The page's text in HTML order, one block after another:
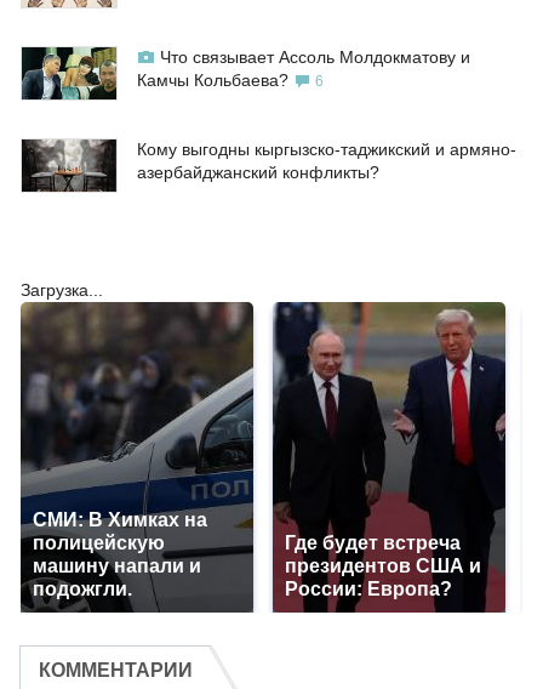
Что связывает Ассоль Молдокматову и
Камчы Кольбаева?
6
Кому выгодны кыргызско-таджикский и армяно-
азербайджанский конфликты?
Загрузка...
СМИ: В Химках на
полицейскую
машину напали и
подожгли.
Где будет встреча
президентов США и
России: Европа?
КОММЕНТАРИИ